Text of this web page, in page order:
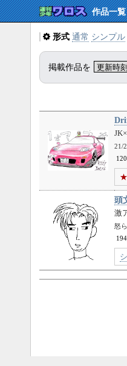
作品一覧
形式 通常 シンプル
掲載作品を
21/
★
頭
激
怒